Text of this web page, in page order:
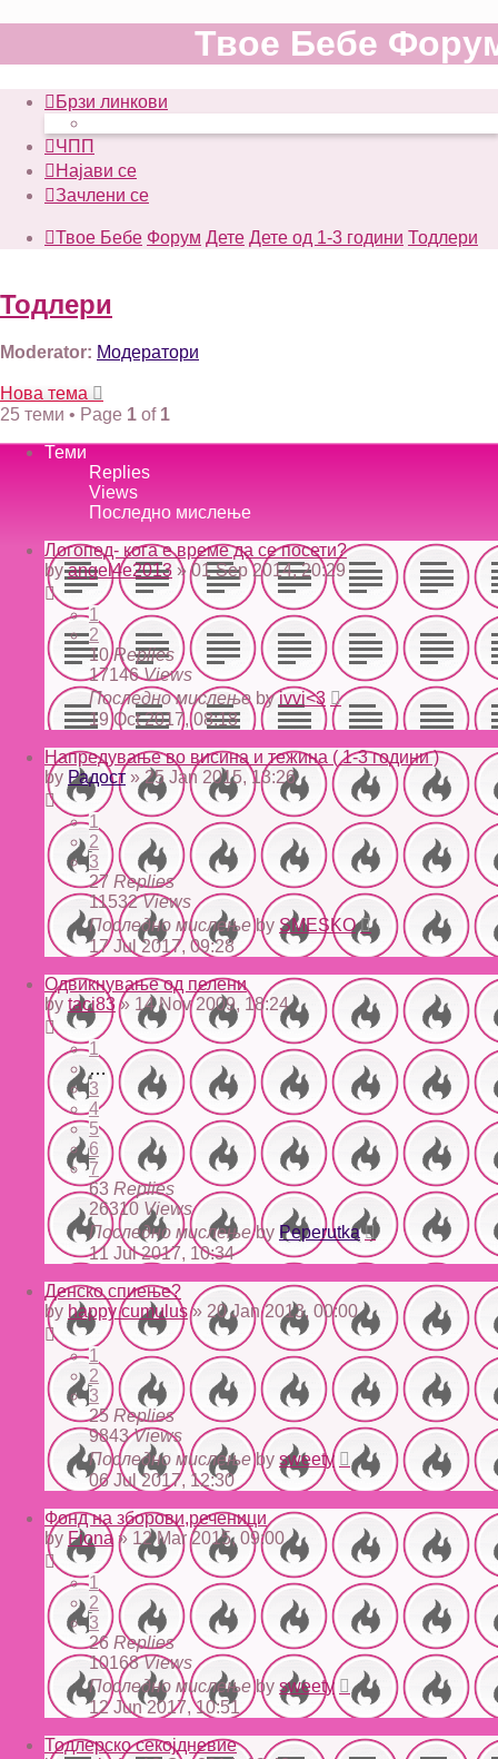
Твое Бебе
Брзи линкови
ЧПП
Најави се
Зачлени се
Твое Бебе Форум Дете Дете од 1-3 години Тодлери
Тодлери
Moderator: Модератори
Нова тема
25 теми • Page 1 of 1
Теми
Replies
Views
Последно мислење
Логопед- кога е време да се посети?
byangel4e2013 » 01 Sep 2014, 20:29
1
2
10Replies
17146Views
Последно мислење byivvi<3
19 Oct 2017, 08:18
Напредување во висина и тежина ( 1-3 години )
by Радост» 25 Jan 2015, 13:26
1
2
3
27 Replies
11532Views
Последно мислењеby SMESKO
17 Jul 2017, 09:28
Одвикнување од пелени
by taci83» 14 Nov 2009, 18:24
1
…
3
4
5
6
7
63 Replies
26310 Views
Последно мислењеby Peperutka
11 Jul 2017, 10:34
Денско спиење?
by happy cumulus» 20 Jan 2013, 00:00
1
2
3
25 Replies
9843Views
Последно мислењеby sweety
06 Jul 2017, 12:30
Фонд на зборови,реченици
by Fiona» 12 Mar 2015, 09:00
1
2
3
26 Replies
10168Views
Последно мислењеby sweety
12 Jun 2017, 10:51
Тодлерско секојдневие